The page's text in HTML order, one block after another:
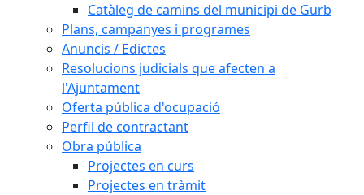
Catàleg de camins del municipi de Gurb
Plans, campanyes i programes
Anuncis / Edictes
Resolucions judicials que afecten a
l'Ajuntament
Oferta pública d'ocupació
Perfil de contractant
Obra pública
Projectes en curs
Projectes en tràmit